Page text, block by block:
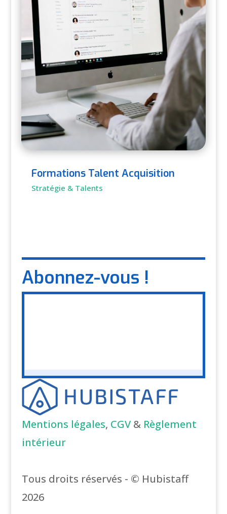
Formations Talent Acquisition
Stratégie & Talents
Abonnez-vous !
Mentions légales, CGV& Règlement
intérieur
Tous droits réservés - © Hubistaff
2026